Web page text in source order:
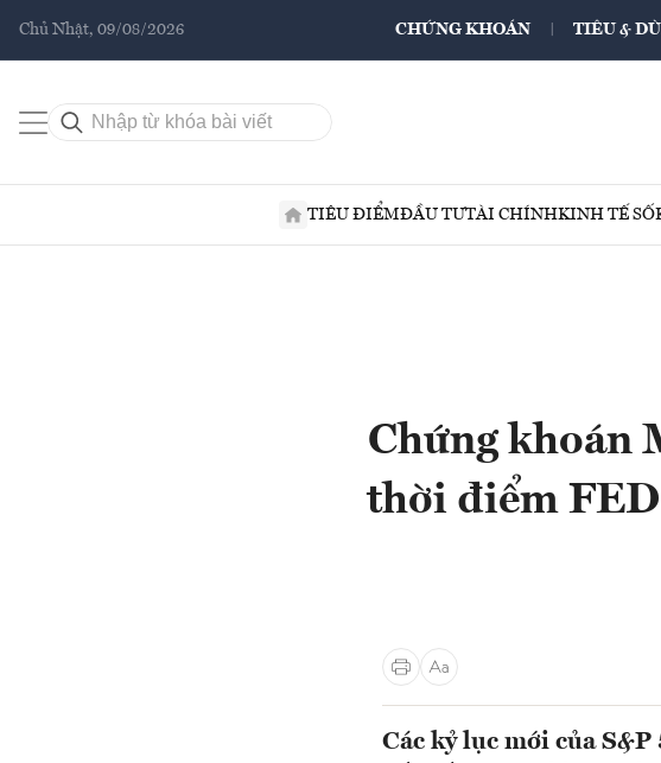
Chủ Nhật, 09/08/2026 CHỨNG KHOÁN TIÊU &
TIÊU ĐIỂMĐẦU TƯTÀI CHÍNHKINH TẾ SỐ
Chứng khoán
thời điểm
Các kỷ lục mới của